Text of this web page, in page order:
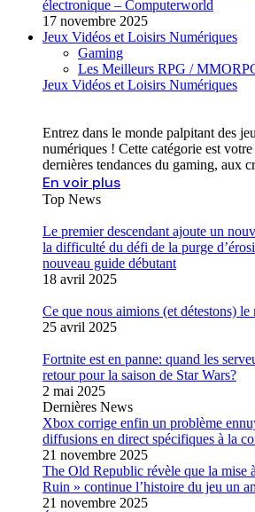
électronique – Computerworld
17 novembre 2025
Jeux Vidéos et Loisirs Numériques
Gaming
Les Meilleurs RPG /
Jeux Vidéos et Loisirs Numériques
Entrez dans le monde palpitant des
numériques ! Cette catégorie est votre
dernières tendances du gaming, aux
En voir plus
Top News
Le premier descendant ajoute un
la difficulté du défi de la purge
nouveau guide débutant
18 avril 2025
Ce que nous aimions (et détestons) le
25 avril 2025
Fortnite est en panne: quand les
retour pour la saison de Star Wars?
2 mai 2025
Dernières News
Xbox corrige enfin un problème
diffusions en direct spécifiques à la
21 novembre 2025
The Old Republic révèle que la mise
Ruin » continue l’histoire du jeu un
21 novembre 2025